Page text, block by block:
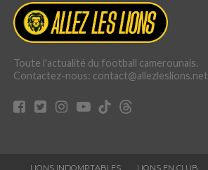
Toute l'actualité du football camerounais.
Contactez-nous: contact@allezleslions.net